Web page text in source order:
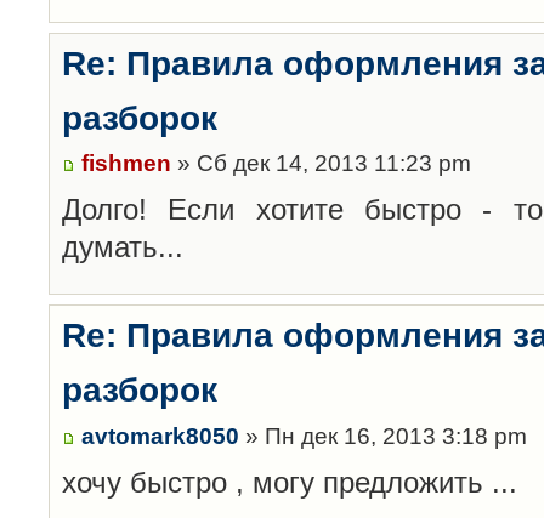
Re: Правила оформления
разборок
fishmen » Сб дек 14, 2013 11:23 pm
Долго! Если хотите быстро -
думать...
Re: Правила оформления
разборок
avtomark8050 » Пн дек 16, 2013 3:18 pm
хочу быстро , могу предложить ...